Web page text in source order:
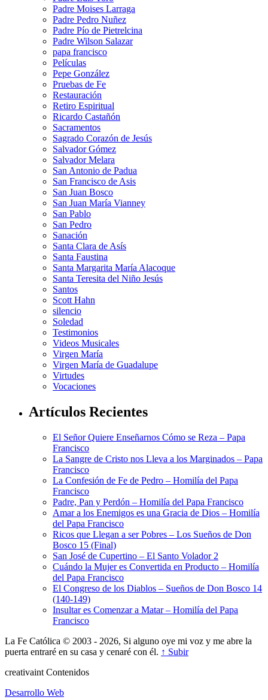
Padre Moises Larraga
Padre Pedro Nuñez
Padre Pío de Pietrelcina
Padre Wilson Salazar
papa francisco
Películas
Pepe González
Pruebas de Fe
Restauración
Retiro Espiritual
Ricardo Castañón
Sacramentos
Sagrado Corazón de Jesús
Salvador Gómez
Salvador Melara
San Antonio de Padua
San Francisco de Asis
San Juan Bosco
San Juan María Vianney
San Pablo
San Pedro
Sanación
Santa Clara de Asís
Santa Faustina
Santa Margarita María Alacoque
Santa Teresita del Niño Jesús
Santos
Scott Hahn
silencio
Soledad
Testimonios
Videos Musicales
Virgen María
Virgen María de Guadalupe
Virtudes
Vocaciones
Artículos Recientes
El Señor Quiere Enseñarnos Cómo se Reza – Papa
Francisco
La Sangre de Cristo nos Lleva a los Marginados – Papa
Francisco
La Confesión de Fe de Pedro – Homilía del Papa
Francisco
Padre, Pan y Perdón – Homilía del Papa Francisco
Amar a los Enemigos es una Gracia de Dios – Homilía
del Papa Francisco
Ricos que Llegan a ser Pobres – Los Sueños de Don
Bosco 15 (Final)
San José de Cupertino – El Santo Volador 2
Cuándo la Mujer es Convertida en Producto – Homilía
del Papa Francisco
El Congreso de los Diablos – Sueños de Don Bosco 14
(140-149)
Insultar es Comenzar a Matar – Homilía del Papa
Francisco
La Fe Católica © 2003 - 2026, Si alguno oye mi voz y me abre la
puerta entraré en su casa y cenaré con él. ↑ Subir
creativaint Contenidos
Desarrollo Web